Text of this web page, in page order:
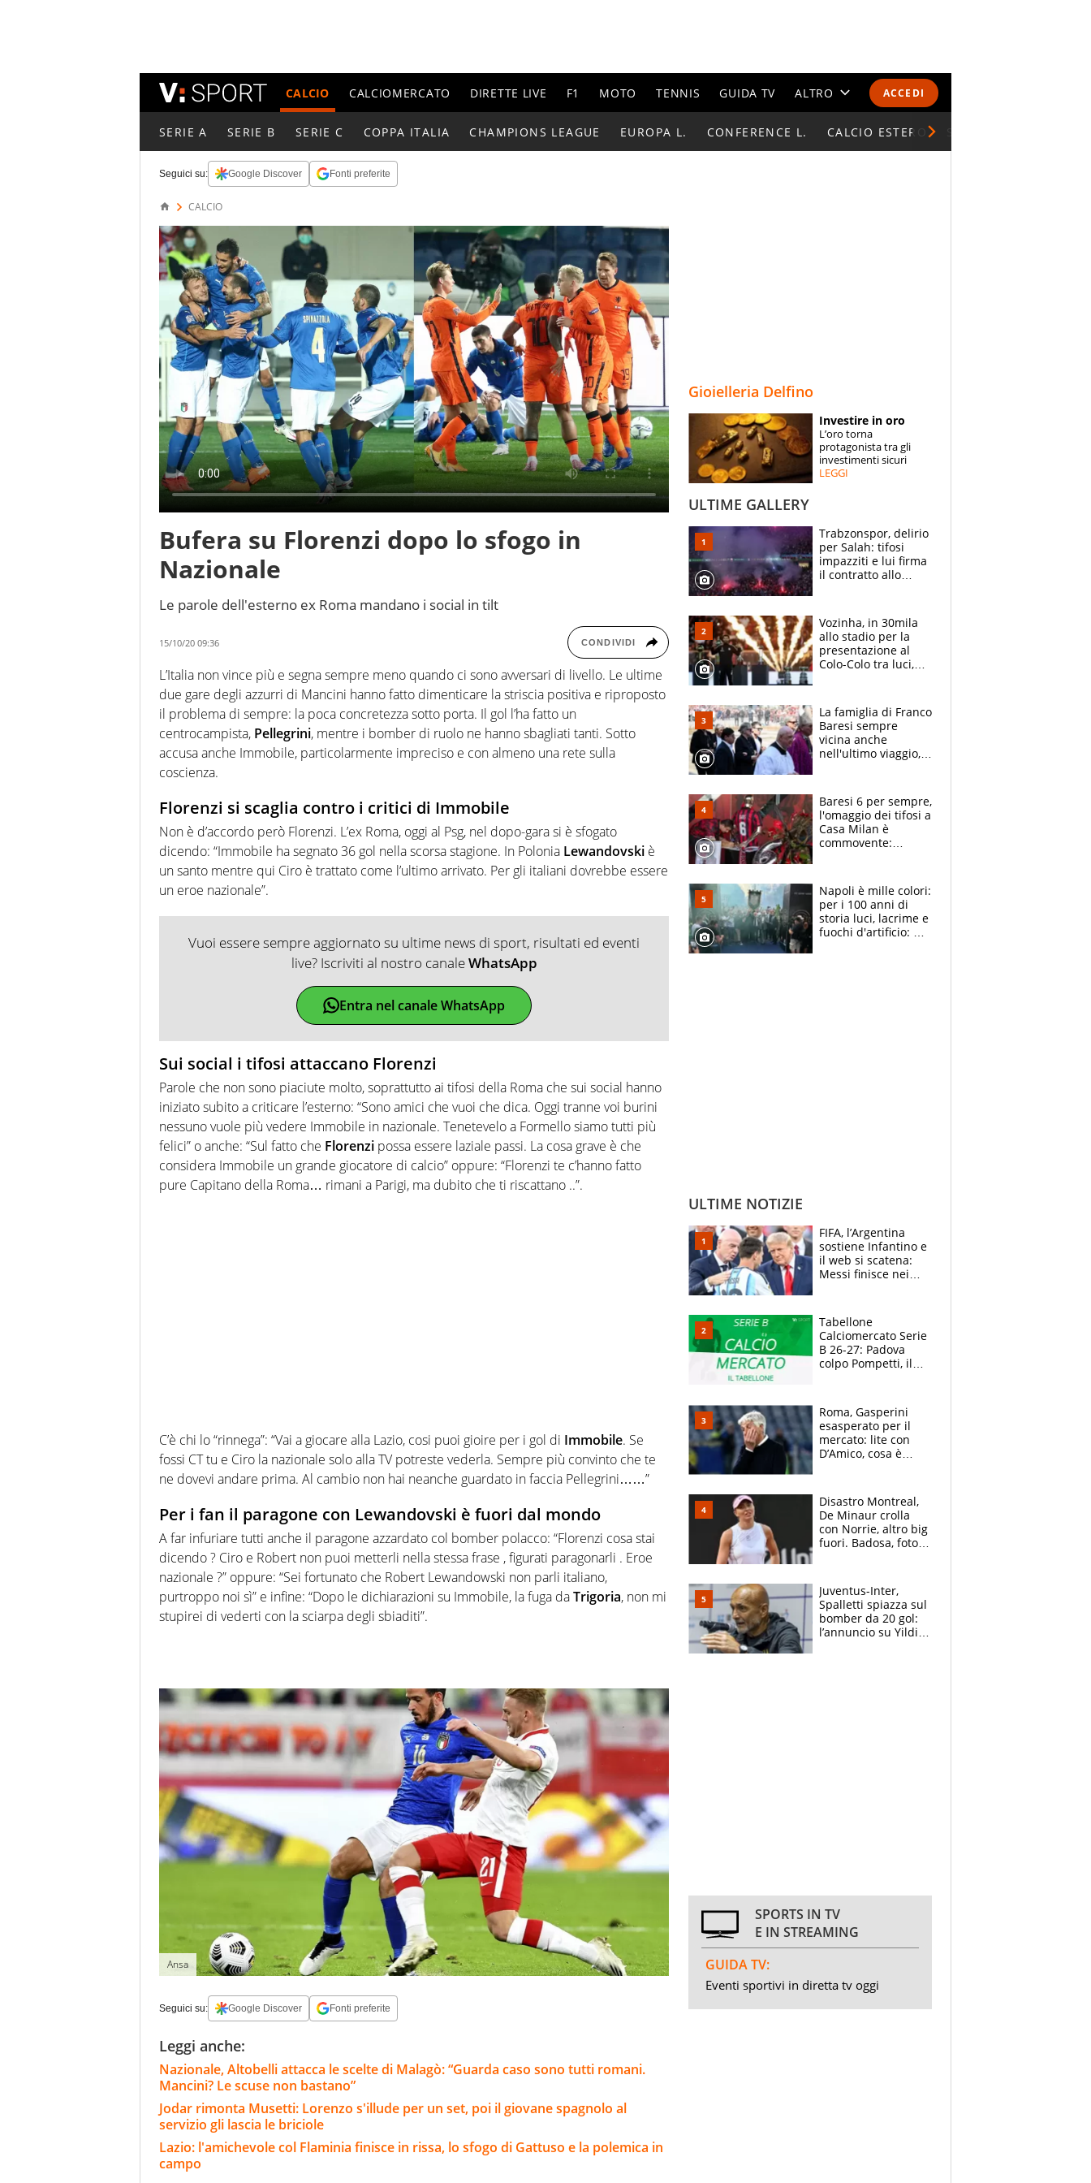
ACCEDI
CALCIO CALCIOMERCATO DIRETTE LIVE F1 MOTO TENNIS GUIDA TV ALTRO
CALENDARI E CLASSIFICHE
ESPERTI
CONTATTI
SERIE A SERIE B SERIE C COPPA ITALIA CHAMPIONS LEAGUE EUROPA L. CONFERENCE L. CALCIO ESTERO
Seguici su: Google Discover Fonti preferite
CALCIO
Bufera su Florenzi dopo lo sfogo in
Nazionale
Le parole dell'esterno ex Roma mandano i social in tilt
15/10/20 09:36 CONDIVIDI
L’Italia non vince più e segna sempre meno quando ci sono avversari di livello. Le ultime
due gare degli azzurri di Mancini hanno fatto dimenticare la striscia positiva e riproposto
il problema di sempre: la poca concretezza sotto porta. Il gol l’ha fatto un
centrocampista, Pellegrini, mentre i bomber di ruolo ne hanno sbagliati tanti. Sotto
accusa anche Immobile, particolarmente impreciso e con almeno una rete sulla
coscienza.
Florenzi si scaglia contro i critici di Immobile
Non è d’accordo però Florenzi. L’ex Roma, oggi al Psg, nel dopo-gara si è sfogato
dicendo: “Immobile ha segnato 36 gol nella scorsa stagione. In Polonia Lewandovski è
un santo mentre qui Ciro è trattato come l’ultimo arrivato. Per gli italiani dovrebbe essere
un eroe nazionale”.
Vuoi essere sempre aggiornato su ultime news di sport, risultati ed eventi
live? Iscriviti al nostro canaleWhatsApp
Entra nel canale WhatsApp
Sui social i tifosi attaccano Florenzi
Parole che non sono piaciute molto, soprattutto ai tifosi della Roma che sui social hanno
iniziato subito a criticare l’esterno: “Sono amici che vuoi che dica. Oggi tranne voi burini
nessuno vuole più vedere Immobile in nazionale. Tenetevelo a Formello siamo tutti più
felici” o anche: “Sul fatto che Florenzi possa essere laziale passi. La cosa grave è che
considera Immobile un grande giocatore di calcio” oppure: “Florenzi te c’hanno fatto
pure Capitano della Roma… rimani a Parigi, ma dubito che ti riscattano ..”.
C’è chi lo “rinnega”: “Vai a giocare alla Lazio, cosi puoi gioire per i gol di Immobile. Se
fossi CT tu e Ciro la nazionale solo alla TV potreste vederla. Sempre più convinto che te
ne dovevi andare prima. Al cambio non hai neanche guardato in faccia Pellegrini……”
Per i fan il paragone con Lewandovski è fuori dal mondo
A far infuriare tutti anche il paragone azzardato col bomber polacco: “Florenzi cosa stai
dicendo ? Ciro e Robert non puoi metterli nella stessa frase , figurati paragonarli . Eroe
nazionale ?” oppure: “Sei fortunato che Robert Lewandowski non parli italiano,
purtroppo noi sì” e infine: “Dopo le dichiarazioni su Immobile, la fuga daTrigoria, non mi
stupirei di vederti con la sciarpa degli sbiaditi”.
Ansa
Seguici su: Google Discover Fonti preferite
Leggi anche:
Nazionale, Altobelli attacca le scelte di Malagò: “Guarda caso sono tutti romani.
Mancini? Le scuse non bastano”
Jodar rimonta Musetti: Lorenzo s'illude per un set, poi il giovane spagnolo al
servizio gli lascia le briciole
Lazio: l'amichevole col Flaminia finisce in rissa, lo sfogo di Gattuso e la polemica in
campo
Gioielleria Delfino
Investire in oro
L’oro torna
protagonista tra gli
investimenti sicuri
LEGGI
ULTIME GALLERY
Trabzonspor, delirio
per Salah: tifosi
impazziti e lui firma
il contratto allo
Vozinha, in 30mila
allo stadio per la
presentazione al
Colo-Colo tra luci,
La famiglia di Franco
Baresi sempre
vicina anche
nell'ultimo viaggio,
circondati
dall'affetto dei tifosi
Baresi 6 per sempre,
l'omaggio dei tifosi a
Casa Milan è
commovente:
bigliettini
Napoli è mille colori:
per i 100 anni di
storia luci, lacrime e
fuochi d'artificio: De
ULTIME NOTIZIE
FIFA, l’Argentina
sostiene Infantino e
il web si scatena:
Messi finisce nei
polemiche
Tabellone
Calciomercato Serie
B 26-27: Padova
colpo Pompetti, il
Roma, Gasperini
esasperato per il
mercato: lite con
D’Amico, cosa è
Disastro Montreal,
De Minaur crolla
con Norrie, altro big
fuori. Badosa, foto
Juventus-Inter,
Spalletti spiazza sul
bomber da 20 gol:
l’annuncio su Yildiz
SPORTS IN TV
E IN STREAMING
GUIDA TV:
Eventi sportivi in diretta tv oggi